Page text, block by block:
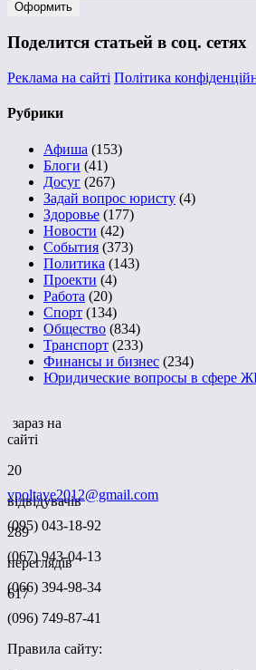
Поделится статьей в соц. сетях
Реклама на сайті Політика
Рубрики
Афиша (153)
Блоги (41)
Досуг (267)
Задай вопрос юристу (4)
Здоровье (177)
Новости (42)
События (373)
Политика (143)
Проекти (4)
Работа (20)
Спорт (134)
Общество (834)
Транспорт (233)
Финансы и бизнес (234)
Юридические вопросы в сфере
зараз на
сайті
20
відвідувачів
289
переглядів
617
vpoltave2012@gmail.com
(095) 043-18-92
(067) 943-04-13
(066) 394-98-34
(096) 749-87-41
Правила сайту: